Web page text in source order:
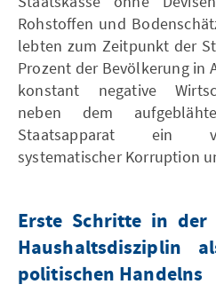
Rohstoffen und
lebten zum Zeitpunkt der
Prozent der Bevölkerung in
konstant negative
neben dem
Staatsapparat ein
systematischer Korruption
Erste Schritte in der
Haushaltsdisziplin
politischen Handelns